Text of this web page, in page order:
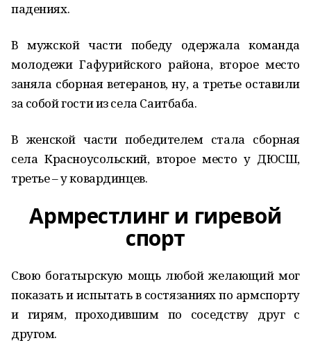
падениях.
В мужской части победу одержала команда
молодежи Гафурийского района, второе место
заняла сборная ветеранов, ну, а третье оставили
за собой гости из села Саитбаба.
В женской части победителем стала сборная
села Красноусольский, второе место у ДЮСШ,
третье – у ковардинцев.
Армрестлинг и гиревой
спорт
Свою богатырскую мощь любой желающий мог
показать и испытать в состязаниях по армспорту
и гирям, проходившим по соседству друг с
другом.